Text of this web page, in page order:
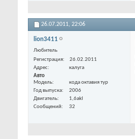
26.07.2011, 22:06
lion3411
Любитель
Регистрация
26.02.2011
Адрес
калуга
Авто
Модель
кода октавия тур
Год выпуска
2006
Двигатель
1,6akl
Сообщений
32